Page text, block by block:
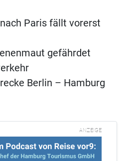
Paris fällt vorerst
gefährdet
Berlin – Hamburg
ANZEIGE